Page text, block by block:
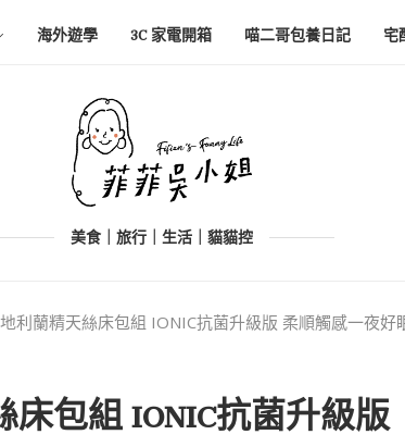
海外遊學 3C 家電開箱 喵二哥包養日記 宅
美食｜旅行｜生活｜貓貓控
利蘭精天絲床包組 IONIC抗菌升級版 柔順觸感一夜好
包組 IONIC抗菌升級版